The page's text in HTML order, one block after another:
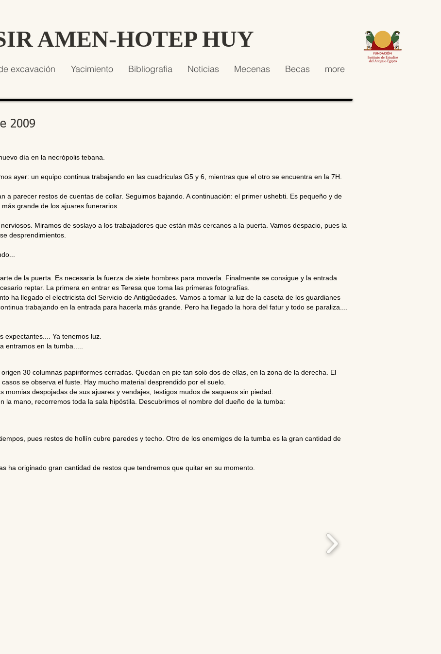
AMEN-HOTEP HUY
excavación Yacimiento Bibliografia Noticias Mecenas Becas more
2009
día en la necrópolis tebana.
ayer: un equipo continua trabajando en las cuadriculas G5 y 6, mientras que el otro se encuentra en la 7H.
a parecer restos de cuentas de collar. Seguimos bajando. A continuación: el primer ushebti. Es pequeño y de
grande de los ajuares funerarios.
Miramos de soslayo a los trabajadores que están más cercanos a la puerta. Vamos despacio, pues la
desprendimientos.
de la puerta. Es necesaria la fuerza de siete hombres para moverla. Finalmente se consigue y la entrada
reptar. La primera en entrar es Teresa que toma las primeras fotografías.
ha llegado el electricista del Servicio de Antigüedades. Vamos a tomar la luz de la caseta de los guardianes
trabajando en la entrada para hacerla más grande. Pero ha llegado la hora del fatur y todo se paraliza....
expectantes.... Ya tenemos luz.
entramos en la tumba.....
30 columnas papiriformes cerradas. Quedan en pie tan solo dos de ellas, en la zona de la derecha. El
se observa el fuste. Hay mucho material desprendido por el suelo.
momias despojadas de sus ajuares y vendajes, testigos mudos de saqueos sin piedad.
la mano, recorremos toda la sala hipóstila. Descubrimos el nombre del dueño de la tumba:
pues restos de hollín cubre paredes y techo. Otro de los enemigos de la tumba es la gran cantidad de
ha originado gran cantidad de restos que tendremos que quitar en su momento.